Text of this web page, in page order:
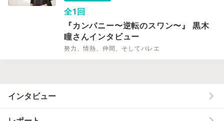
全1回
『カンパニー〜逆転のスワン〜』 黒木
瞳さんインタビュー
努力、情熱、仲間、そしてバレエ
インタビュー